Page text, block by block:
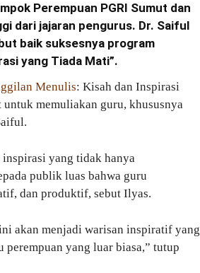
Perempuan PGRI Sumut dan
dari jajaran pengurus. Dr. Saiful
baik suksesnya program
yang Tiada Mati”.
Menulis: Kisah dan Inspirasi
memuliakan guru, khususnya
yang tidak hanya
publik luas bahwa guru
dan produktif, sebut Ilyas.
akan menjadi warisan inspiratif yang
yang luar biasa,” tutup